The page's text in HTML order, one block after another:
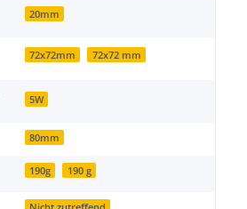
20mm
72x72mm 72x72 mm
5W
80mm
190g 190 g